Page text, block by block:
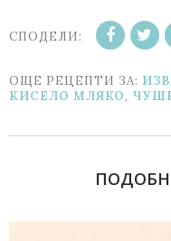
СПОДЕЛИ:
ОЩЕ РЕЦЕПТИ ЗА:
КИСЕЛО МЛЯКО,